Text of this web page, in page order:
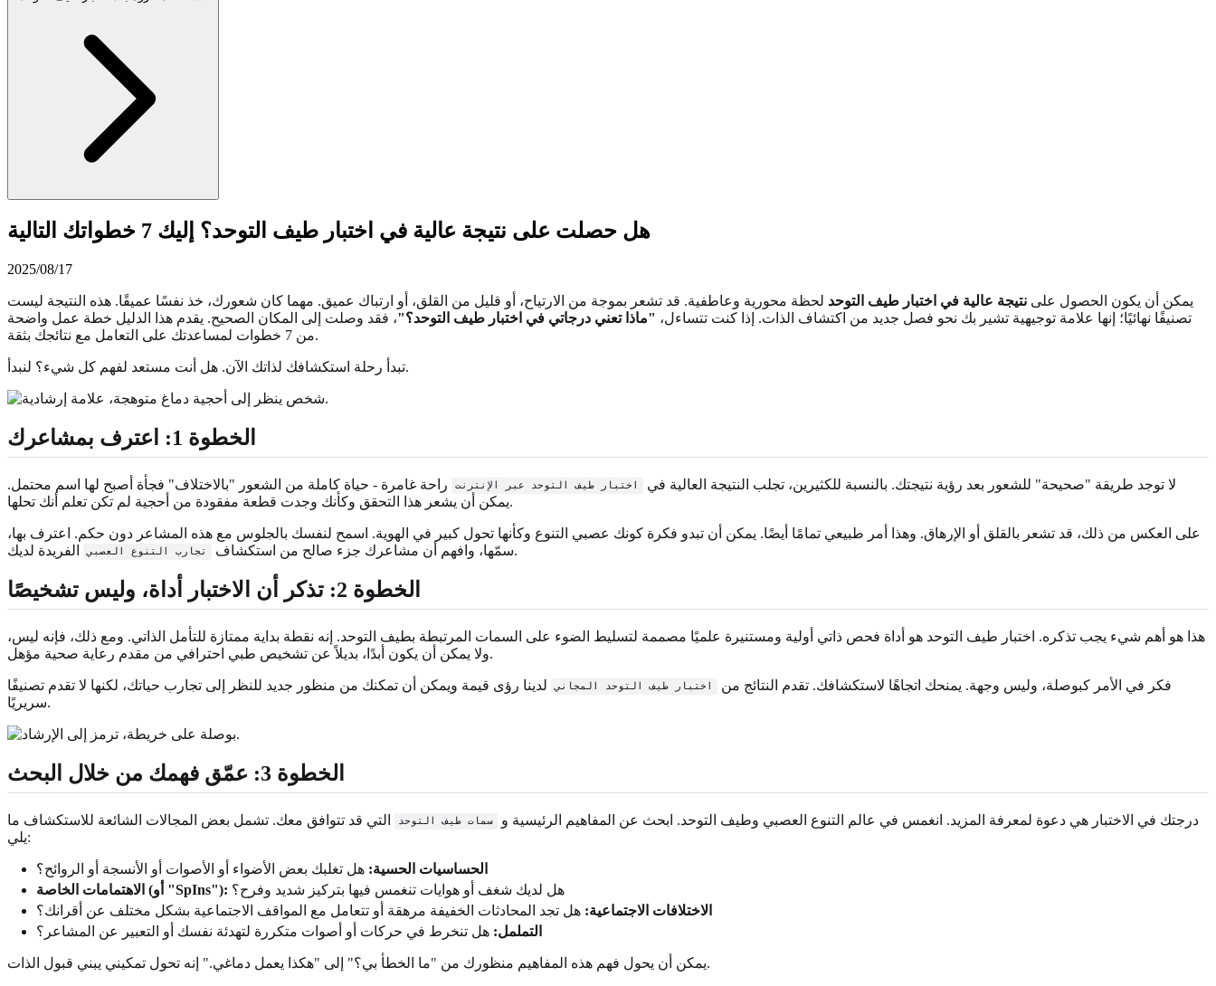
هل حصلت على نتيجة عالية في اختبار طيف التوحد؟ إليك 7 خطواتك التالية
2025/08/17
يمكن أن يكون الحصول على نتيجة عالية في اختبار طيف التوحد لحظة محورية وعاطفية. قد تشعر بموجة من الارتياح، أو قليل من القلق، أو ارتباك عميق. مهما كان شعورك، خذ نفسًا عميقًا. هذه النتيجة ليست
تصنيفًا نهائيًا؛ إنها علامة توجيهية تشير بك نحو فصل جديد من اكتشاف الذات. إذا كنت تتساءل، "ماذا تعني درجاتي في اختبار طيف التوحد؟"، فقد وصلت إلى المكان الصحيح. يقدم هذا الدليل خطة عمل واضحة
من 7 خطوات لمساعدتك على التعامل مع نتائجك بثقة.
تبدأ رحلة استكشافك لذاتك الآن. هل أنت مستعد لفهم كل شيء؟ لنبدأ.
الخطوة 1: اعترف بمشاعرك
لا توجد طريقة "صحيحة" للشعور بعد رؤية نتيجتك. بالنسبة للكثيرين، تجلب النتيجة العالية في اختبار طيف التوحد عبر الإنترنت
راحة غامرة - حياة كاملة من الشعور "بالاختلاف" فجأة أصبح لها اسم محتمل.
يمكن أن يشعر هذا التحقق وكأنك وجدت قطعة مفقودة من أحجية لم تكن تعلم أنك تحلها.
على العكس من ذلك، قد تشعر بالقلق أو الإرهاق. وهذا أمر طبيعي تمامًا أيضًا. يمكن أن تبدو فكرة كونك عصبي التنوع وكأنها تحول كبير في الهوية. اسمح لنفسك بالجلوس مع هذه المشاعر دون حكم. اعترف بها،
سمّها، وافهم أن مشاعرك جزء صالح من استكشاف
تجارب التنوع العصبي الفريدة لديك.
الخطوة 2: تذكر أن الاختبار أداة، وليس تشخيصًا
هذا هو أهم شيء يجب تذكره. اختبار طيف التوحد هو أداة فحص ذاتي أولية ومستنيرة علميًا مصممة لتسليط الضوء على السمات المرتبطة بطيف التوحد. إنه نقطة بداية ممتازة للتأمل الذاتي. ومع ذلك، فإنه ليس،
ولا يمكن أن يكون أبدًا، بديلاً عن تشخيص طبي احترافي من مقدم رعاية صحية مؤهل.
فكر في الأمر كبوصلة، وليس وجهة. يمنحك اتجاهًا لاستكشافك. تقدم النتائج من اختبار طيف التوحد المجاني
لدينا رؤى قيمة ويمكن أن تمكنك من منظور جديد للنظر إلى تجارب حياتك، لكنها لا تقدم تصنيفًا
سريريًا.
الخطوة 3: عمّق فهمك من خلال البحث
درجتك في الاختبار هي دعوة لمعرفة المزيد. انغمس في عالم التنوع العصبي وطيف التوحد. ابحث عن المفاهيم الرئيسية و سمات طيف التوحد
التي قد تتوافق معك. تشمل بعض المجالات الشائعة للاستكشاف ما
يلي:
الحساسيات الحسية: هل تغلبك بعض الأضواء أو الأصوات أو الأنسجة أو الروائح؟
الاهتمامات الخاصة (أو "SpIns"): هل لديك شغف أو هوايات تنغمس فيها بتركيز شديد وفرح؟
الاختلافات الاجتماعية: هل تجد المحادثات الخفيفة مرهقة أو تتعامل مع المواقف الاجتماعية بشكل مختلف عن أقرانك؟
التململ: هل تنخرط في حركات أو أصوات متكررة لتهدئة نفسك أو التعبير عن المشاعر؟
يمكن أن يحول فهم هذه المفاهيم منظورك من "ما الخطأ بي؟" إلى "هكذا يعمل دماغي." إنه تحول تمكيني يبني قبول الذات.